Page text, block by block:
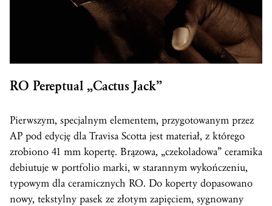
RO Pereptual „Cactus Jack”
Pierwszym, specjalnym elementem, przygotowanym przez
AP pod edycję dla Travisa Scotta jest materiał, z którego
zrobiono 41 mm kopertę. Brązowa, „czekoladowa” ceramika
debiutuje w portfolio marki, w starannym wykończeniu,
typowym dla ceramicznych RO. Do koperty dopasowano
nowy, tekstylny pasek ze złotym zapięciem, sygnowany